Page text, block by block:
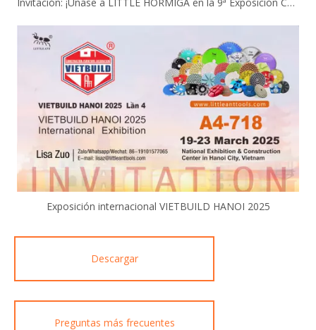
Exposición internacional VIETBUILD HANOI 2025
Descargar
Preguntas más frecuentes